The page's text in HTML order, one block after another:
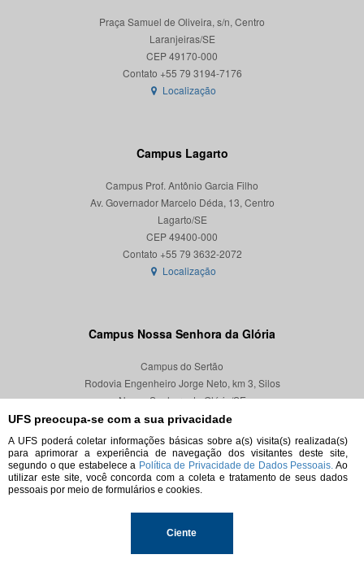
UFS preocupa-se com a sua privacidade
A UFS poderá coletar informações básicas sobre a(s) visita(s) realizada(s)
para aprimorar a experiência de navegação dos visitantes deste site,
segundo o que estabelece a Política de Privacidade de Dados Pessoais. Ao
utilizar este site, você concorda com a coleta e tratamento de seus dados
pessoais por meio de formulários e cookies.
Ciente
Praça Samuel de Oliveira, s/n, Centro
Laranjeiras/SE
CEP 49170-000
Localização
Campus Lagarto
Campus Prof. Antônio Garcia Filho
Av. Governador Marcelo Déda, 13, Centro
Lagarto/SE
CEP 49400-000
Localização
Campus Nossa Senhora da Glória
Campus do Sertão
Rodovia Engenheiro Jorge Neto, km 3, Silos
Nossa Senhora da Glória/SE
CEP 49680-000
Localização
© 2026. Todos os direitos reservados.
Universidade Federal de Sergipe.